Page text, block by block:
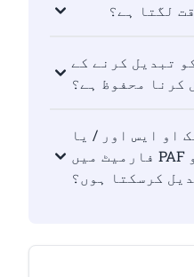
لگتا ہے؟
تبدیل کرنے کے
کرنا محفوظ ہے؟
او ایس اور / یا
اینڈروئیڈ پر XA کو PAF فارمیٹ میں
کرسکتا ہوں؟